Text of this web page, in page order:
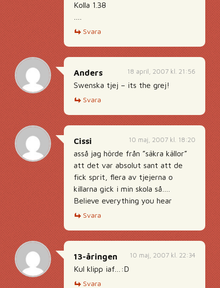
Kolla 1.38
Svara
18 april, 2007 kl. 21:56
Anders
Swenska tjej – its the grej!
Svara
10 maj, 2007 kl. 18:20
Cissi
asså jag hörde från ”säkra källor”
att det var absolut sant att de
fick sprit, flera av tjejerna o
killarna gick i min skola så….
Believe everything you hear
Svara
10 maj, 2007 kl. 22:34
13-åringen
Kul klipp iaf…:D
Svara